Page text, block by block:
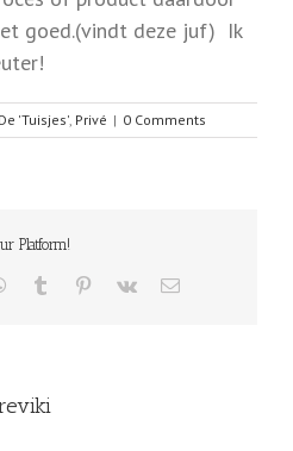
goed.(vindt deze juf) Ik
De 'Tuisjes' Privé | 0 Comments
Platform!
WhatsApp
Tumblr Pinterest
Vk Email